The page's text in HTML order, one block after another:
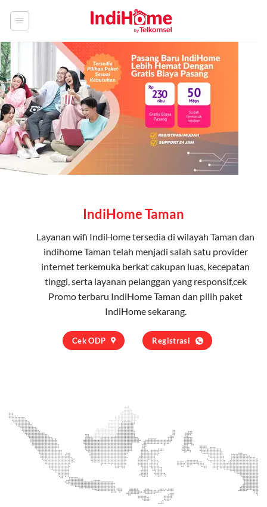
IndiHome Taman
Layanan wifi IndiHometersedia di wilayah Taman dan
indihome Taman telah menjadi salah satu provider
internet terkemuka berkat cakupan luas, kecepatan
tinggi, serta layanan pelanggan yang responsif,cek
Promo terbaru IndiHome Taman dan pilih paket
IndiHomesekarang.
Cek ODP Registrasi